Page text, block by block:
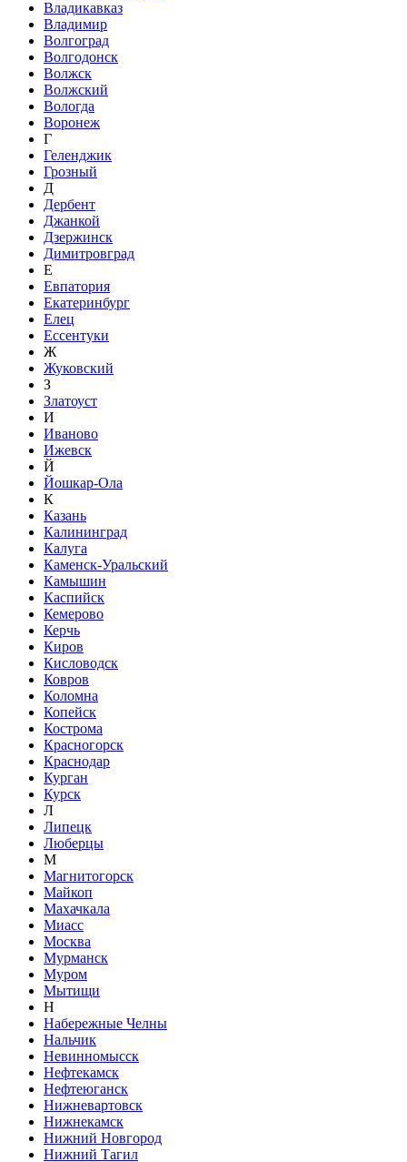
Владикавказ
Владимир
Волгоград
Волгодонск
Волжск
Волжский
Вологда
Воронеж
Г
Геленджик
Грозный
Д
Дербент
Джанкой
Дзержинск
Димитровград
Е
Евпатория
Екатеринбург
Елец
Ессентуки
Ж
Жуковский
З
Златоуст
И
Иваново
Ижевск
Й
Йошкар-Ола
К
Казань
Калининград
Калуга
Каменск-Уральский
Камышин
Каспийск
Кемерово
Керчь
Киров
Кисловодск
Ковров
Коломна
Копейск
Кострома
Красногорск
Краснодар
Курган
Курск
Л
Липецк
Люберцы
М
Магнитогорск
Майкоп
Махачкала
Миасс
Москва
Мурманск
Муром
Мытищи
Н
Набережные Челны
Нальчик
Невинномысск
Нефтекамск
Нефтеюганск
Нижневартовск
Нижнекамск
Нижний Новгород
Нижний Тагил